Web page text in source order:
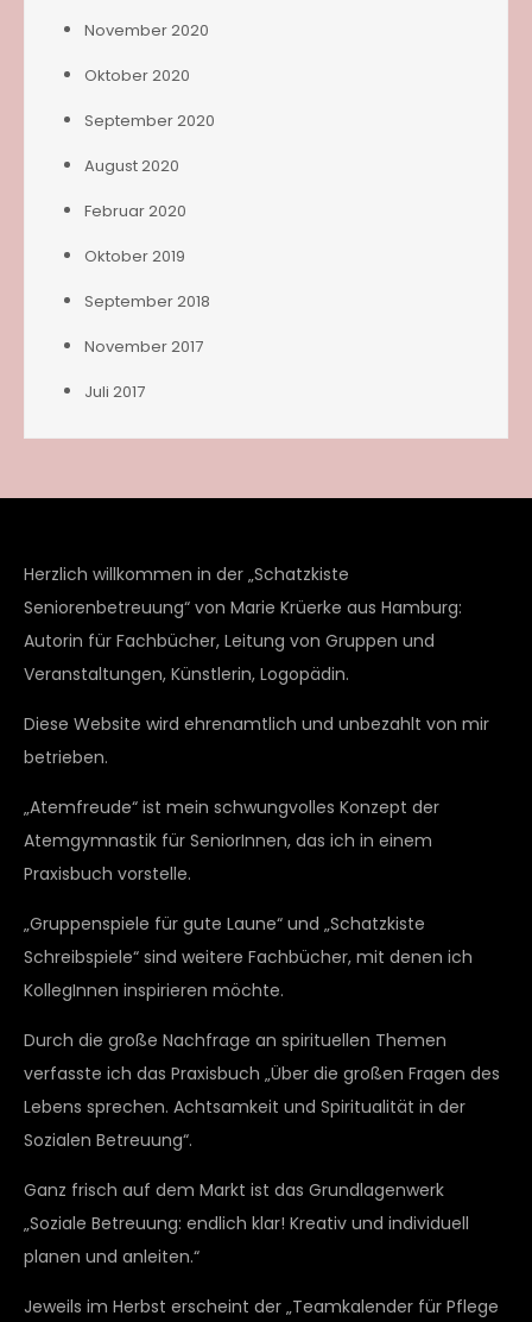
November 2020
Oktober 2020
September 2020
August 2020
Februar 2020
Oktober 2019
September 2018
November 2017
Juli 2017
Herzlich willkommen in der „Schatzkiste
Seniorenbetreuung“ von Marie Krüerke aus Hamburg:
Autorin für Fachbücher, Leitung von Gruppen und
Veranstaltungen, Künstlerin, Logopädin.
Diese Website wird ehrenamtlich und unbezahlt von mir
betrieben.
„Atemfreude“ ist mein schwungvolles Konzept der
Atemgymnastik für SeniorInnen, das ich in einem
Praxisbuch vorstelle.
„Gruppenspiele für gute Laune“ und „Schatzkiste
Schreibspiele“ sind weitere Fachbücher, mit denen ich
KollegInnen inspirieren möchte.
Durch die große Nachfrage an spirituellen Themen
verfasste ich das Praxisbuch „Über die großen Fragen des
Lebens sprechen. Achtsamkeit und Spiritualität in der
Sozialen Betreuung“.
Ganz frisch auf dem Markt ist das Grundlagenwerk
„Soziale Betreuung: endlich klar! Kreativ und individuell
planen und anleiten.“
Jeweils im Herbst erscheint der „Teamkalender für Pflege